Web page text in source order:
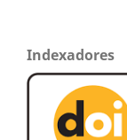
Indexadores